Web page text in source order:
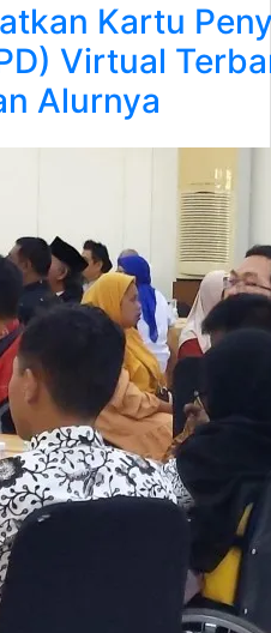
Kartu
Virtual
Alurnya